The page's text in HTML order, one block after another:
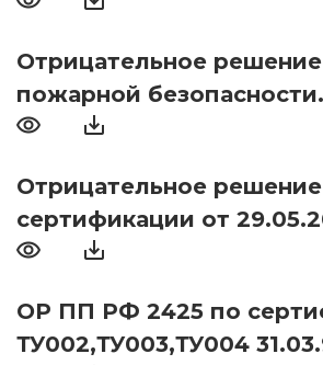
Отрицательное
пожарной
Отрицательное
сертификации от
ОР ПП РФ 2425 по
ТУ002,ТУ003,ТУ004